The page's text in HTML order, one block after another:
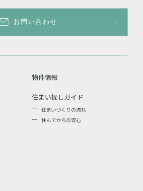
お問い合わせ
物件情報
住まい探しガイド
住まいづくりの流れ
住んでからの安心